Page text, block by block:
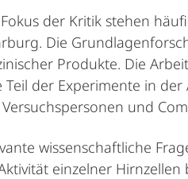
der Kritik stehen
Die
Produkte. Die
der Experimente in
und
wissenschaftliche
einzelner